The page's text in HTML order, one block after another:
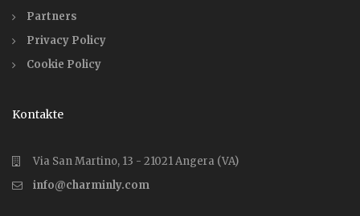
Partners
Privacy Policy
Cookie Policy
Kontakte
Via San Martino, 13 - 21021 Angera (VA)
info@charminly.com